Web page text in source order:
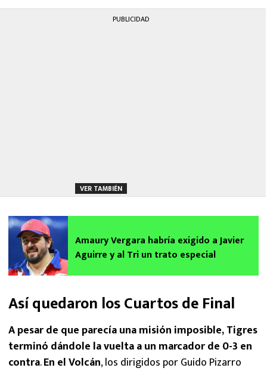
PUBLICIDAD
VER TAMBIÉN
Amaury Vergara habría exigido a Javier
Aguirre y al Tri un trato especial
Así quedaron los Cuartos de Final
A pesar de que parecía una misión imposible, Tigres
terminó dándole la vuelta a un marcador de 0-3 en
contra.En el Volcán, los dirigidos por Guido Pizarro